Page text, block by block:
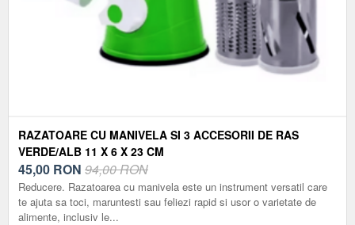
RAZATOARE CU MANIVELA SI 3 ACCESORII DE RAS
VERDE/ALB 11 X 6 X 23 CM
45,00 RON 94,00 RON
Reducere. Razatoarea cu manivela este un instrument versatil care
te ajuta sa toci, maruntesti sau feliezi rapid si usor o varietate de
alimente, inclusiv le...